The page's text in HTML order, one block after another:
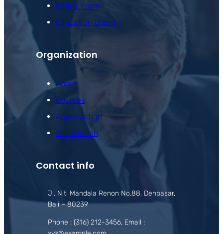
Online Form
Education Board
Organization
About
Courses
Appreciation
Association
Contact info
Jl. Niti Mandala Renon No.88, Denpasar,
Bali – 80239
Phone : (316) 212-3456, Email :